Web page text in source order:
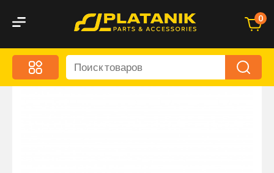
0
Меню
Акционные предложения